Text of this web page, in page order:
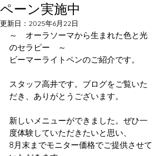
ペーン実施中
更新日： 2025年6月22日
～　オーラソーマから生まれた色と光
のセラピー　～
ビーマーライトペンのご紹介です。
スタッフ高井です。ブログをご覧いた
だき、ありがとうございます。
新しいメニューができました。ぜひ一
度体験していただきたいと思い、
8月末までモニター価格でご提供させて